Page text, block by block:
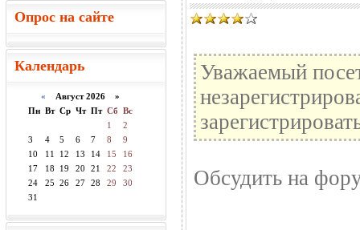
Опрос на сайте
Календарь
« Август 2026 »
Пн Вт Ср Чт Пт Сб Вс
1
2
3
4 5 6 7 8
9
10
11 12 13 14 15
16
17
18 19 20 21 22
23
24
25 26 27 28 29
30
31
Уважаемый
Обсудить на